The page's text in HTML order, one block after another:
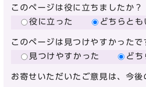
このページは役に立ちましたか？
役に立った
どちらとも
このページは見つけやすかったで
見つけやすかった
どち
お寄せいただいたご意見は、今